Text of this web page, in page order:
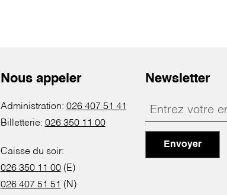
Nous appeler
Administration: 026 407 51 41
Billetterie: 026 350 11 00
Caisse du soir:
026 350 11 00(E)
026 407 51 51 (N)
Newsletter
Envoyer